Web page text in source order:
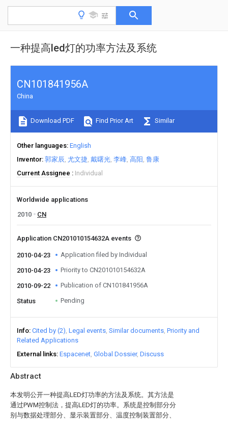
一种提高led灯的功率方法及系统
Abstract
本发明公开一种提高LED灯功率的方法及系统。其方法是
通过PWM控制法，提高LED灯的功率。系统是控制部分分
别与数据处理部分、显示装置部分、温度控制装置部分、
CN101841956A
China
Download PDF Find Prior Art Similar
Other languages English
Inventor 郭家辰 尤文捷 戴曙光 李峰 高阳 鲁康
Current Assignee
Individual
Worldwide applications
2010
CN
Application CN201010154632A events
2010-04-23 Application filed by Individual
2010-04-23 Priority to CN201010154632A
2010-09-22 Publication of CN101841956A
Status Pending
Info Cited by (2) Legal events Similar documents Priority and
Related Applications
External links Espacenet Global Dossier Discuss